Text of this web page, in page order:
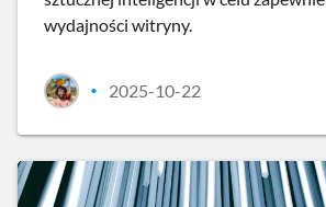
wydajności witryny.
• 2025-10-22